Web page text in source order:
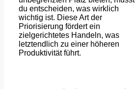
du entscheiden, was wirklich
wichtig ist. Diese Art der
Priorisierung fördert ein
zielgerichtetes Handeln, was
letztendlich zu einer höheren
Produktivität führt.